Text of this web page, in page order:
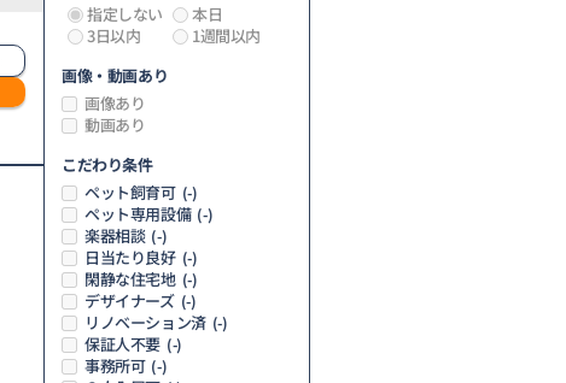
指定しない
本日
3日以内
1週間以内
画像・動画あり
画像あり
動画あり
こだわり条件
ペット飼育可 (-)
ペット専用設備 (-)
楽器相談 (-)
日当たり良好 (-)
閑静な住宅地 (-)
デザイナーズ (-)
リノベーション済 (-)
保証人不要 (-)
事務所可 (-)